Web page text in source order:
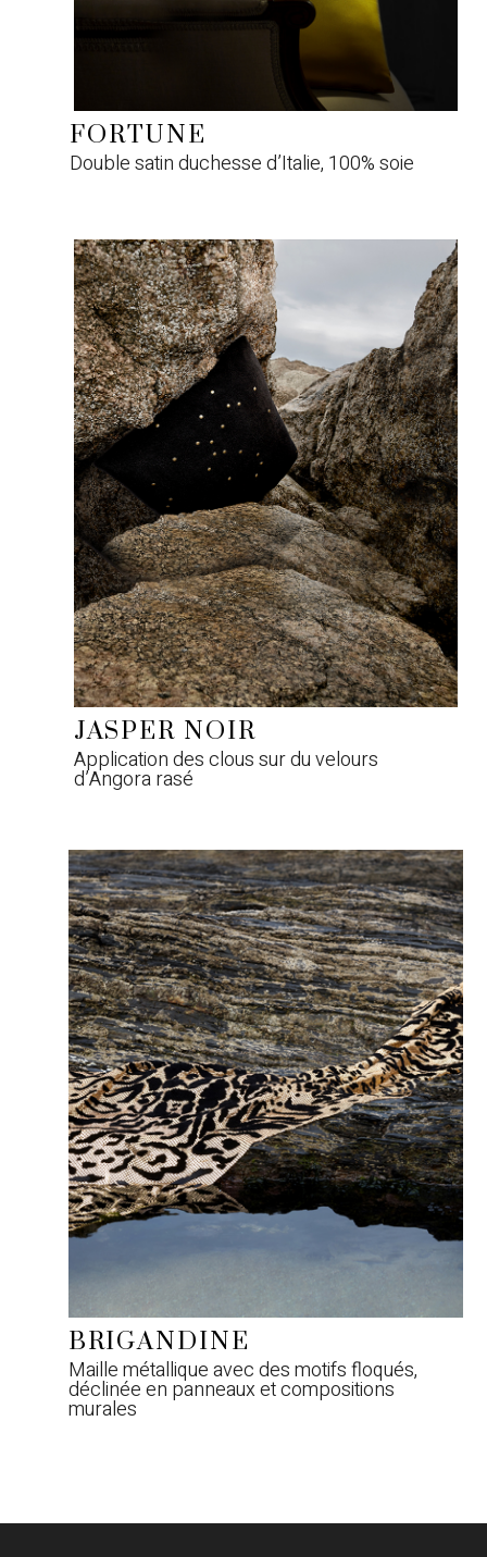
FORTUNE
Double satin duchesse d’Italie, 100% soie
JASPER NOIR
Application des clous sur du velours
d’Angora rasé
BRIGANDINE
Maille métallique avec des motifs floqués,
déclinée en panneaux et compositions
murales